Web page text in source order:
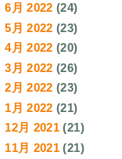
6月 2022 (24)
5月 2022 (23)
4月 2022 (20)
3月 2022 (26)
2月 2022 (23)
1月 2022 (21)
12月 2021 (21)
11月 2021 (21)